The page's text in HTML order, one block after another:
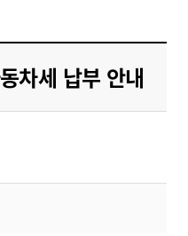
차세 납부 안내